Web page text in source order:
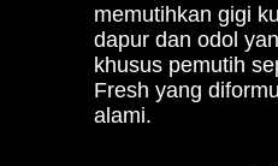
memutihkan gigi
dapur dan odol
khusus pemutih
Fresh yang
alami.